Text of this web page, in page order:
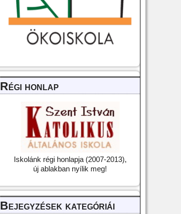
Régi honlap
Iskolánk régi honlapja (2007-2013),
új ablakban nyílik meg!
Bejegyzések kategóriái